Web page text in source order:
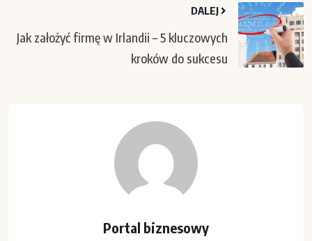
DALEJ
Jak założyć firmę w Irlandii – 5 kluczowych
kroków do sukcesu
Portal biznesowy